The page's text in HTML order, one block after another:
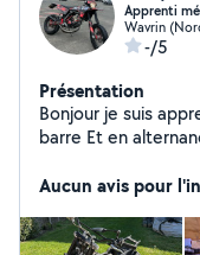
Apprenti
Wavrin
-/5
Présentation
Bonjour je suis
barre Et en alternance
moto et en voiture
pelouse
Aucun avis pour